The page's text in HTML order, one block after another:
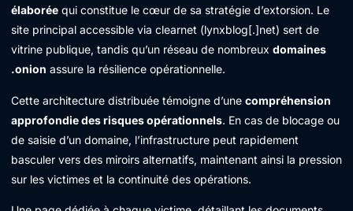
élaborée qui constitue le cœur de sa stratégie d’extorsion. Le
site principal accessible via clearnet (lynxblog[.]net) sert de
vitrine publique, tandis qu’un réseau de nombreux domaines
.onion assure la résilience opérationnelle.
Cette architecture distribuée témoigne d’une compréhension
approfondie des risques opérationnels. En cas de blocage ou
de saisie d’un domaine, l’infrastructure peut rapidement
basculer vers des miroirs alternatifs, maintenant ainsi la pression
sur les victimes et la continuité des opérations.